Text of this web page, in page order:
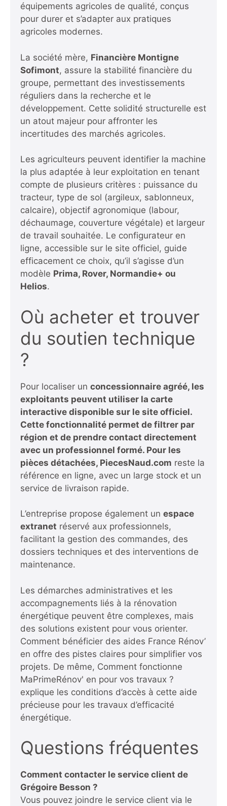
équipements agricoles de qualité, conçus
pour durer et s’adapter aux pratiques
agricoles modernes.
La société mère, Financière Montigne
Sofimont, assure la stabilité financière du
groupe, permettant des investissements
réguliers dans la recherche et le
développement. Cette solidité structurelle est
un atout majeur pour affronter les
incertitudes des marchés agricoles.
Les agriculteurs peuvent identifier la machine
la plus adaptée à leur exploitation en tenant
compte de plusieurs critères : puissance du
tracteur, type de sol (argileux, sablonneux,
calcaire), objectif agronomique (labour,
déchaumage, couverture végétale) et largeur
de travail souhaitée. Le configurateur en
ligne, accessible sur le site officiel, guide
efficacement ce choix, qu’il s’agisse d’un
modèle Prima, Rover, Normandie+ ou
Helios.
Où acheter et trouver
du soutien technique
?
Pour localiser un concessionnaire agréé, les
exploitants peuvent utiliser la carte
interactive disponible sur le site officiel.
Cette fonctionnalité permet de filtrer par
région et de prendre contact directement
avec un professionnel formé. Pour les
pièces détachées, PiecesNaud.com reste la
référence en ligne, avec un large stock et un
service de livraison rapide.
L’entreprise propose également un espace
extranet réservé aux professionnels,
facilitant la gestion des commandes, des
dossiers techniques et des interventions de
maintenance.
Les démarches administratives et les
accompagnements liés à la rénovation
énergétique peuvent être complexes, mais
des solutions existent pour vous orienter.
Comment bénéficier des aides France Rénov’
en offre des pistes claires pour simplifier vos
projets. De même, Comment fonctionne
MaPrimeRénov' en pour vos travaux ?
explique les conditions d’accès à cette aide
précieuse pour les travaux d’efficacité
énergétique.
Questions fréquentes
Comment contacter le service client de
Grégoire Besson ?
Vous pouvez joindre le service client via le